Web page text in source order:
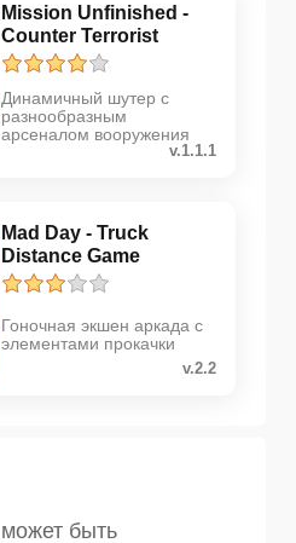
Mission Unfinished -
Counter Terrorist
Динамичный шутер с
разнообразным
арсеналом вооружения
v.1.1.1
Mad Day - Truck
Distance Game
Гоночная экшен аркада с
элементами прокачки
v.2.2